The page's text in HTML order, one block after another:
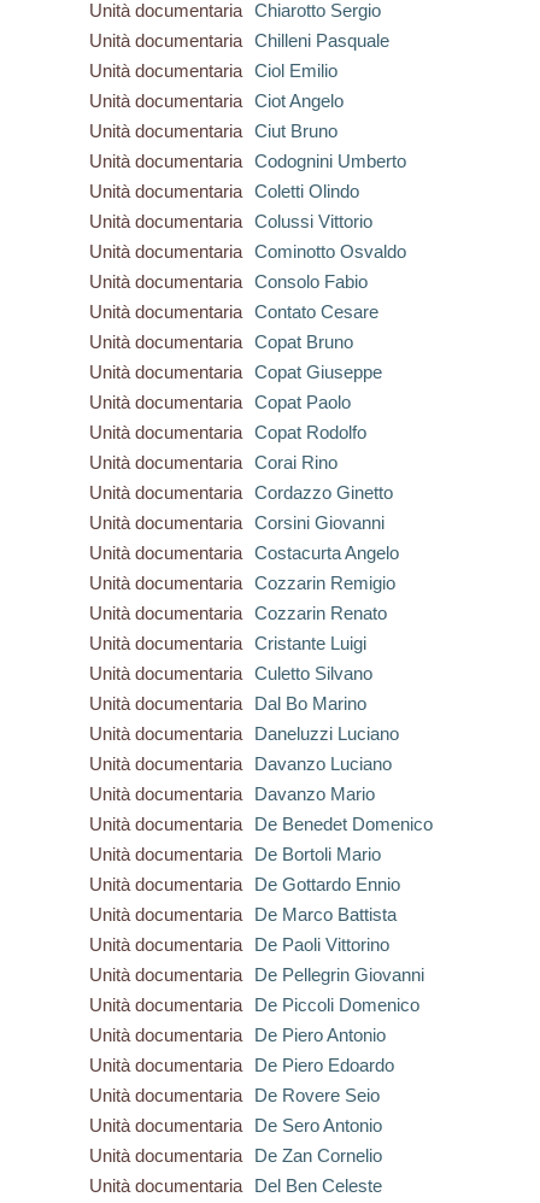
Unità documentaria
Chiarotto Sergio
Unità documentaria
Chilleni Pasquale
Unità documentaria
Ciol Emilio
Unità documentaria
Ciot Angelo
Unità documentaria
Ciut Bruno
Unità documentaria
Codognini Umberto
Unità documentaria
Coletti Olindo
Unità documentaria
Colussi Vittorio
Unità documentaria
Cominotto Osvaldo
Unità documentaria
Consolo Fabio
Unità documentaria
Contato Cesare
Unità documentaria
Copat Bruno
Unità documentaria
Copat Giuseppe
Unità documentaria
Copat Paolo
Unità documentaria
Copat Rodolfo
Unità documentaria
Corai Rino
Unità documentaria
Cordazzo Ginetto
Unità documentaria
Corsini Giovanni
Unità documentaria
Costacurta Angelo
Unità documentaria
Cozzarin Remigio
Unità documentaria
Cozzarin Renato
Unità documentaria
Cristante Luigi
Unità documentaria
Culetto Silvano
Unità documentaria
Dal Bo Marino
Unità documentaria
Daneluzzi Luciano
Unità documentaria
Davanzo Luciano
Unità documentaria
Davanzo Mario
Unità documentaria
De Benedet Domenico
Unità documentaria
De Bortoli Mario
Unità documentaria
De Gottardo Ennio
Unità documentaria
De Marco Battista
Unità documentaria
De Paoli Vittorino
Unità documentaria
De Pellegrin Giovanni
Unità documentaria
De Piccoli Domenico
Unità documentaria
De Piero Antonio
Unità documentaria
De Piero Edoardo
Unità documentaria
De Rovere Seio
Unità documentaria
De Sero Antonio
Unità documentaria
De Zan Cornelio
Unità documentaria
Del Ben Celeste